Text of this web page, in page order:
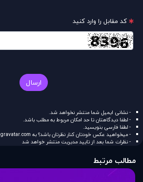
کد مقابل را وارد کنید
ارسال
- نشانی ایمیل شما منتشر نخواهد شد.
- لطفا دیدگاهتان تا حد امکان مربوط به مطلب باشد.
- لطفا فارسی بنویسید.
- میخواهید عکس خودتان کنار نظرتان باشد؟ به gravatar.com
- نظرات شما بعد از تایید مدیریت منتشر خواهد شد
مطالب مرتبط